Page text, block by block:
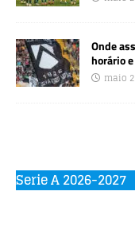
Onde
horário
maio
Serie A 2026-2027